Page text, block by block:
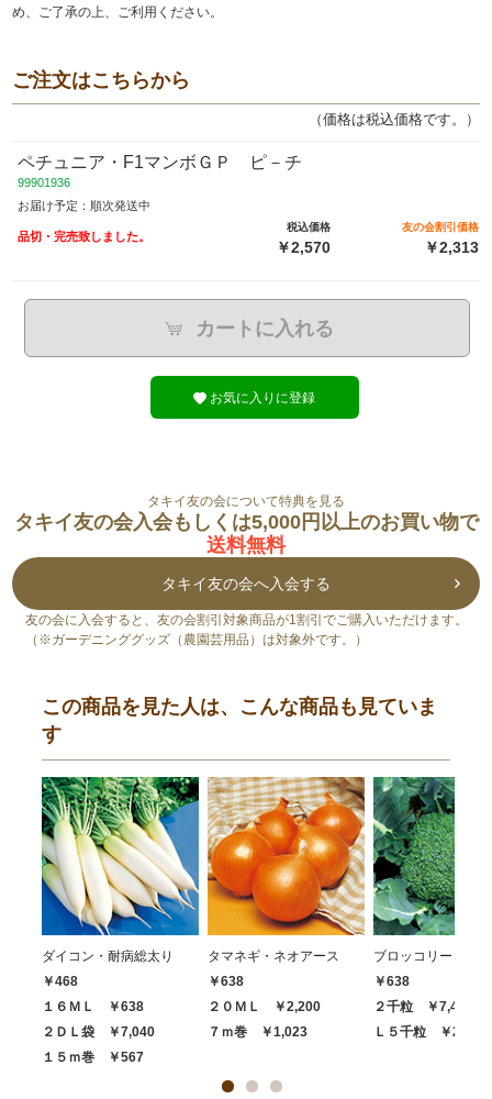
め、ご了承の上、ご利用ください。
ご注文はこちらから
（価格は税込価格です。）
ペチュニア・F1マンボＧＰ ピ－チ
99901936
お届け予定：順次発送中
品切・完売致しました。
税込価格
￥2,570
友の会割引価格
￥2,313
カートに入れる
お気に入りに登録
タキイ友の会について特典を見る
タキイ友の会入会もしくは5,000円以上のお買い物で
送料無料
タキイ友の会へ入会する
友の会に入会すると、友の会割引対象商品が1割引でご購入いただけます。
（※ガーデニンググッズ（農園芸用品）は対象外です。）
この商品を見た人は、こんな商品も見ていま
す
ダイコン・耐病総太り
￥468
１６ＭＬ ￥638
２ＤＬ袋 ￥7,040
１５ｍ巻 ￥567
タマネギ・ネオアース
￥638
２０ＭＬ ￥2,200
７ｍ巻 ￥1,023
ブロッコリー・ハ
￥638
２千粒 ￥7,480
Ｌ５千粒 ￥